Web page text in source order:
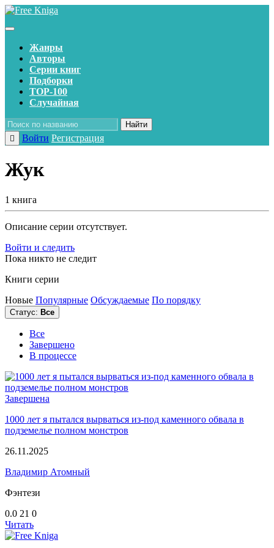
Жанры
Авторы
Серии книг
Подборки
TOP-100
Случайная
Найти
Войти Регистрация
Жук
1 книга
Описание серии отсутствует.
Войти и следить
Пока никто не следит
Книги серии
Новые Популярные Обсуждаемые По порядку
Статус: Все
Все
Завершено
В процессе
Завершена
1000 лет я пытался вырваться из-под каменного обвала в
подземелье полном монстров
26.11.2025
Владимир Атомный
Фэнтези
0.0 21 0
Читать